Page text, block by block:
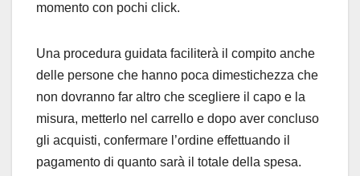
momento con pochi click.
Una procedura guidata faciliterà il compito anche
delle persone che hanno poca dimestichezza che
non dovranno far altro che scegliere il capo e la
misura, metterlo nel carrello e dopo aver concluso
gli acquisti, confermare l’ordine effettuando il
pagamento di quanto sarà il totale della spesa.